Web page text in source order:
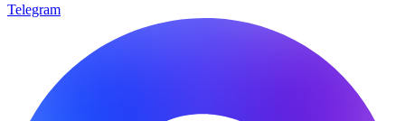
Telegram